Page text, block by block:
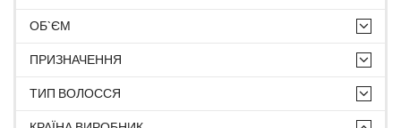
ОБ`ЄМ
ПРИЗНАЧЕННЯ
ТИП ВОЛОССЯ